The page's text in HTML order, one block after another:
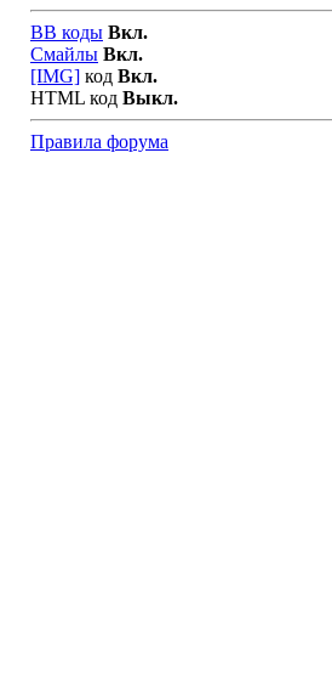
BB коды Вкл.
Смайлы Вкл.
[IMG] код Вкл.
HTML код Выкл.
Правила форума